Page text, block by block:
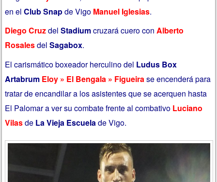
en elClub Snapde Vigo Manuel Iglesias.
Diego CruzdelStadiumcruzará cuero conAlberto
RosalesdelSagabox.
El carismático boxeador herculino del Ludus Box
Artabrum Eloy » El Bengala » Figueirase encenderá para
tratar de encandilar a los asistentes que se acerquen hasta
El Palomar a ver su combate frente al combativo Luciano
Vilasde La Vieja Escuelade Vigo.